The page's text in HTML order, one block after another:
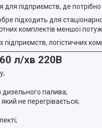
підприємств, де
підходить для
комплектів меншої
логістичних
л/хв 220В
палива;
не перегрівається;